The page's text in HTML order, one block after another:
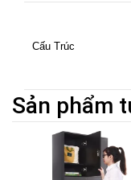
Cấu Trúc
Sản phẩm